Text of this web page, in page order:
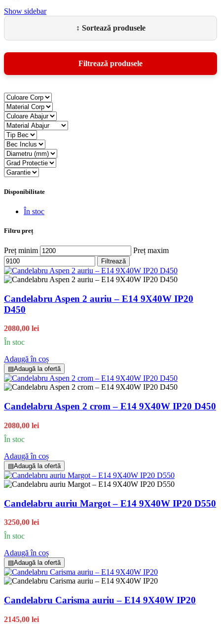
Show sidebar
Disponibilitate
În stoc
Filtru preț
Preț minim Preț maxim
Filtrează
Candelabru Aspen 2 auriu – E14 9X40W IP20
D450
2080,00 lei
În stoc
Adaugă în coș
▤Adaugă la ofertă
Candelabru Aspen 2 crom – E14 9X40W IP20 D450
2080,00 lei
În stoc
Adaugă în coș
▤Adaugă la ofertă
Candelabru auriu Margot – E14 9X40W IP20 D550
3250,00 lei
În stoc
Adaugă în coș
▤Adaugă la ofertă
Candelabru Carisma auriu – E14 9X40W IP20
2145,00 lei